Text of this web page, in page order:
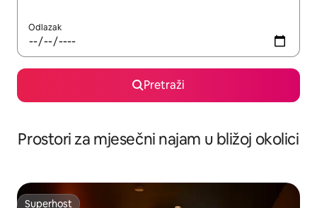
Odlazak
Pretraži
Prostori za mjesečni najam u bližoj okolici
Superhost